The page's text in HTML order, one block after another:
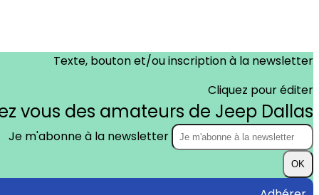
Texte, bouton et/ou inscription à la newsletter
Cliquez pour éditer
vous des amateurs de Jeep Dallas
Je m'abonne à la newsletter
OK